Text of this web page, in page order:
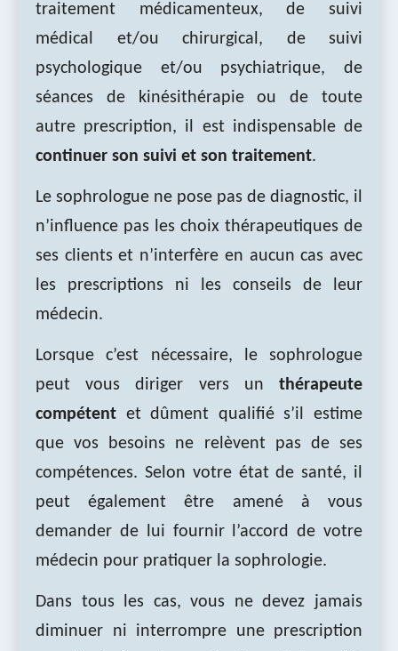
traitement médicamenteux, de suivi
médical et/ou chirurgical, de suivi
psychologique et/ou psychiatrique, de
séances de kinésithérapie ou de toute
autre prescription, il est indispensable de
continuer son suivi et son traitement.
Le sophrologue ne pose pas de diagnostic, il
n’influence pas les choix thérapeutiques de
ses clients et n’interfère en aucun cas avec
les prescriptions ni les conseils de leur
médecin.
Lorsque c’est nécessaire, le sophrologue
peut vous diriger vers un thérapeute
compétent et dûment qualifié s’il estime
que vos besoins ne relèvent pas de ses
compétences. Selon votre état de santé, il
peut également être amené à vous
demander de lui fournir l’accord de votre
médecin pour pratiquer la sophrologie.
Dans tous les cas, vous ne devez jamais
diminuer ni interrompre une prescription